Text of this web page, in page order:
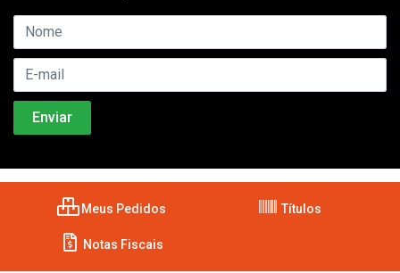
Meus Pedidos Títulos
Notas Fiscais